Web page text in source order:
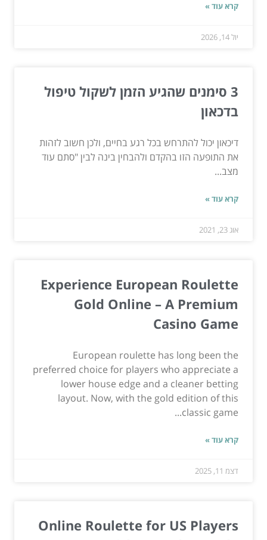
קרא עוד »
יול 14, 2026
3 סימנים שהגיע הזמן לשקול טיפול
בדכאון
דיכאון יכול להתרחש בכל רגע בחיים, ולכן חשוב לזהות
את התופעה הזו בהקדם ולהבחין בינה לבין "סתם עוד
מצב...
קרא עוד »
אוג 23, 2021
Experience European Roulette
Gold Online – A Premium
Casino Game
European roulette has long been the
preferred choice for players who appreciate a
lower house edge and a cleaner betting
layout. Now, with the gold edition of this
classic game...
קרא עוד »
דצמ 11, 2025
Online Roulette for US Players